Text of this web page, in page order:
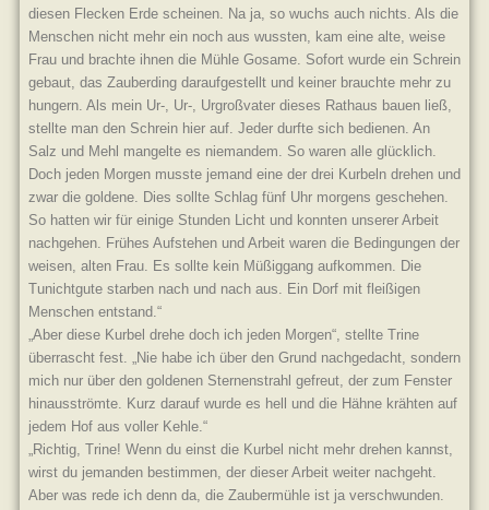
diesen Flecken Erde scheinen. Na ja, so wuchs auch nichts. Als die
Menschen nicht mehr ein noch aus wussten, kam eine alte, weise
Frau und brachte ihnen die Mühle Gosame. Sofort wurde ein Schrein
gebaut, das Zauberding daraufgestellt und keiner brauchte mehr zu
hungern. Als mein Ur-, Ur-, Urgroßvater dieses Rathaus bauen ließ,
stellte man den Schrein hier auf. Jeder durfte sich bedienen. An
Salz und Mehl mangelte es niemandem. So waren alle glücklich.
Doch jeden Morgen musste jemand eine der drei Kurbeln drehen und
zwar die goldene. Dies sollte Schlag fünf Uhr morgens geschehen.
So hatten wir für einige Stunden Licht und konnten unserer Arbeit
nachgehen. Frühes Aufstehen und Arbeit waren die Bedingungen der
weisen, alten Frau. Es sollte kein Müßiggang aufkommen. Die
Tunichtgute starben nach und nach aus. Ein Dorf mit fleißigen
Menschen entstand.“
„Aber diese Kurbel drehe doch ich jeden Morgen“, stellte Trine
überrascht fest. „Nie habe ich über den Grund nachgedacht, sondern
mich nur über den goldenen Sternenstrahl gefreut, der zum Fenster
hinausströmte. Kurz darauf wurde es hell und die Hähne krähten auf
jedem Hof aus voller Kehle.“
„Richtig, Trine! Wenn du einst die Kurbel nicht mehr drehen kannst,
wirst du jemanden bestimmen, der dieser Arbeit weiter nachgeht.
Aber was rede ich denn da, die Zaubermühle ist ja verschwunden.